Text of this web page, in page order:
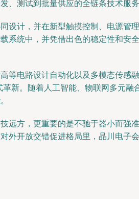
、测试到批量供应的全链条技术服务
设计，并在新型触摸控制、电源管
系统中，并凭借出色的稳定性和安
等电路设计自动化以及多模态传感
新。随着人工智能、物联网多元融
远方，更重要的是不驰于器小而强
外开放交错促进格局里，晶川电子